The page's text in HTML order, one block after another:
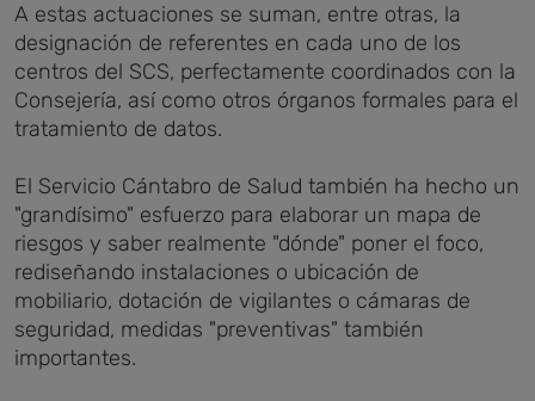
A estas actuaciones se suman, entre otras, la
designación de referentes en cada uno de los
centros del SCS, perfectamente coordinados con la
Consejería, así como otros órganos formales para el
tratamiento de datos.
El Servicio Cántabro de Salud también ha hecho un
"grandísimo" esfuerzo para elaborar un mapa de
riesgos y saber realmente "dónde" poner el foco,
rediseñando instalaciones o ubicación de
mobiliario, dotación de vigilantes o cámaras de
seguridad, medidas "preventivas" también
importantes.